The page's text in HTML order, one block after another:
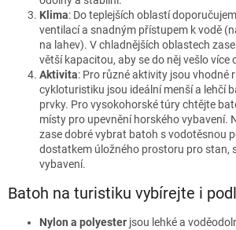
Klima: Do teplejších oblastí
ventilací a snadným přístupem k vodě
na lahev). V chladnějších oblastech
větší kapacitou, aby se do něj vešlo více
Aktivita: Pro různé aktivity jsou vhodné
cykloturistiku jsou ideální menší a lehčí
prvky. Pro vysokohorské túry chtějte
místy pro upevnění horského vybavení.
zase dobré vybrat batoh s vodotěsnou
dostatkem úložného prostoru pro stan,
vybavení.
Batoh na turistiku vybírejte i
Nylon a polyester jsou lehké a